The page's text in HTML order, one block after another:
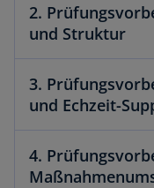
2.
und Struktur
3.
und Echzeit-
4.